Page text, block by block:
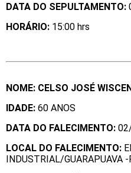
DATA DO SEPULTAMENTO:
HORÁRIO: 15:00 hrs
NOME: CELSO JOSÉ
IDADE: 60 ANOS
DATA DO FALECIMENTO:
LOCAL DO FALECIMENTO:
INDUSTRIAL/GUARAPUAVA -